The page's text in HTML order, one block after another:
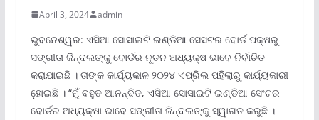
April 3, 2024 admin
ଭୁବନେଶ୍ୱର: ଏସିଆ ସୋସାଇଟି ଇଣ୍ଡିଆ ସେସଟର ବୋର୍ଡ ପକ୍ଷରୁ
ସଙ୍ଗୀତା ଜିନ୍ଦଲଙ୍କୁ ବୋର୍ଡର ନୂତନ ଅଧ୍ୟକ୍ଷ ଭାବେ ନିର୍ବାଚିତ
କରାଯାଇଛି । ତାଙ୍କ କାର୍ଯ୍ୟକାଳ ୨୦୨୪ ଏପ୍ରିଲ ପହିଲାରୁ କାର୍ଯ୍ୟକାରୀ
ହେ଼ାଇଛି । “ମୁଁ ବହୁତ ଆନନ୍ଦିତ, ଏସିଆ ସୋସାଇଟି ଇଣ୍ଡିଆ ସେଂଟର
ବୋର୍ଡର ଅଧ୍ୟକ୍ଷା ଭାବେ ସଙ୍ଗୀତା ଜିନ୍ଦଲଙ୍କୁ ସ୍ୱାଗତ କରୁଛି ।